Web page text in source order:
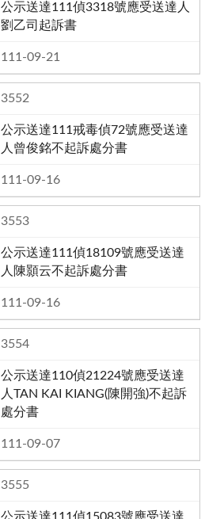
公示送達111偵3318號應受送達人
劉乙司起訴書
111-09-21
3552
公示送達111戒毒偵72號應受送達
人曾俊銘不起訴處分書
111-09-16
3553
公示送達111偵18109號應受送達
人陳顥云不起訴處分書
111-09-16
3554
公示送達110偵21224號應受送達
人TAN KAI KIANG(陳開強)不起訴
處分書
111-09-07
3555